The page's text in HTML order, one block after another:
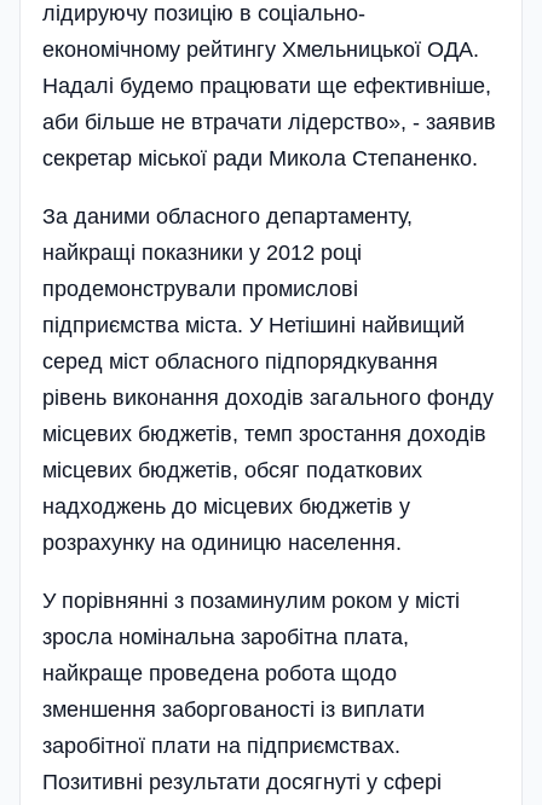
лідируючу позицію в соціально-
економічному рейтингу Хмельницької ОДА.
Надалі будемо працювати ще ефективні­ше,
аби більше не втрачати лідерство», - заявив
секретар міської ради Микола Степаненко.
За даними обласного департаменту,
найкращі показники у 2012 році
продемонстрували промислові
підприємства міста. У Нетішині найвищий
серед міст обласного підпорядкування
рівень виконання доходів загального фонду
місцевих бюджетів, темп зростання доходів
місцевих бюджетів, обсяг податкових
надходжень до місцевих бюджетів у
розрахунку на одиницю населення.
У порівнянні з позаминулим роком у місті
зросла номінальна заробітна плата,
найкраще проведена робота щодо
зменшення заборгованості із виплати
заробітної плати на підприємствах.
Позитивні результати досягнуті у сфері